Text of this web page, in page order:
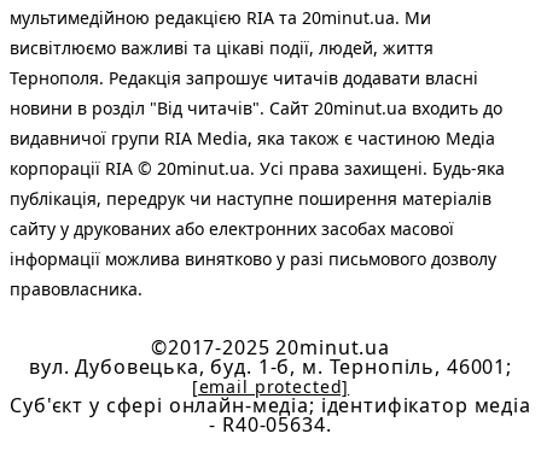
мультимедійною редакцією RIA та 20minut.ua. Ми
висвітлюємо важливі та цікаві події, людей, життя
Тернополя. Редакція запрошує читачів додавати власні
новини в розділ "Від читачів". Сайт 20minut.ua входить до
видавничої групи RIA Media, яка також є частиною Медіа
корпорації RIA © 20minut.ua. Усі права захищені. Будь-яка
публiкацiя, передрук чи наступне поширення матеріалів
сайту у друкованих або електронних засобах масової
інформації можлива винятково у разі письмового дозволу
правовласника.
©2017-2025 20minut.ua
вул. Дубовецька, буд. 1-б, м. Тернопіль, 46001;
[email protected]
Cуб'єкт у сфері онлайн-медіа; ідентифікатор медіа
- R40-05634.